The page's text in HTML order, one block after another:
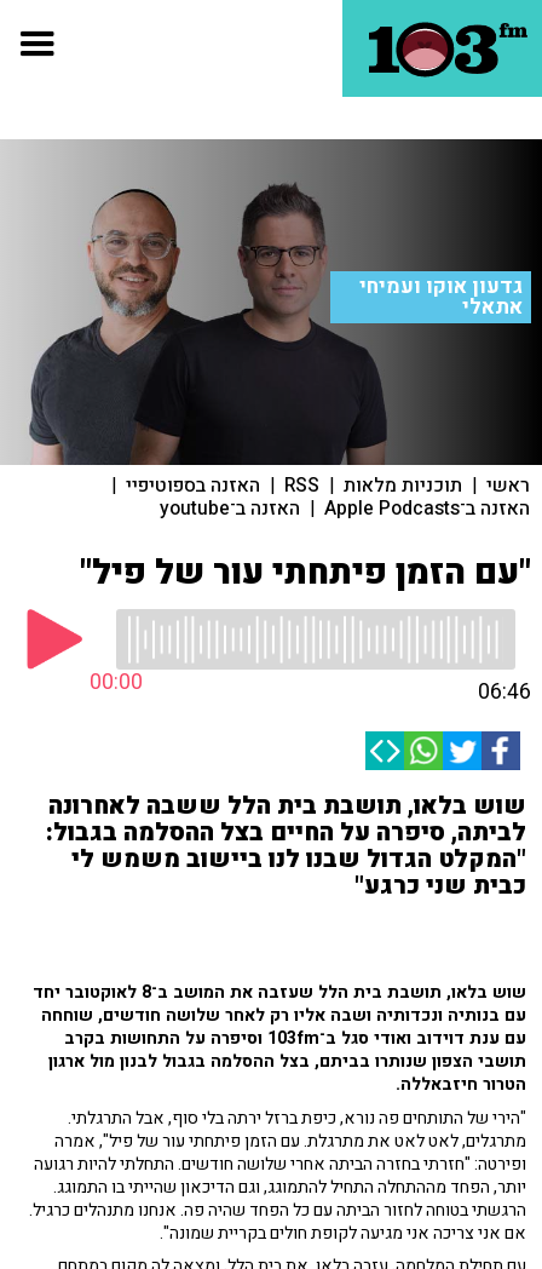
גדעון אוקו ועמיחי
אתאלי
ראשי | תוכניות מלאות |
RSS
| האזנה בספוטיפיי |
האזנה ב־Apple Podcasts | האזנה ב־youtube
"עם הזמן פיתחתי עור של פיל"
00:00 06:46
שוש בלאו, תושבת בית הלל ששבה לאחרונה
לביתה, סיפרה על החיים בצל ההסלמה בגבול:
"המקלט הגדול שבנו לנו ביישוב משמש לי
כבית שני כרגע"
שוש בלאו, תושבת בית הלל שעזבה את המושב ב־8 לאוקטובר יחד
עם בנותיה ונכדותיה ושבה אליו רק לאחר שלושה חודשים, שוחחה
עם ענת דוידוב ואודי סגל ב־103fm וסיפרה על התחושות בקרב
תושבי הצפון שנותרו בביתם, בצל ההסלמה בגבול לבנון מול ארגון
הטרור חיזבאללה.
"הירי של התותחים פה נורא, כיפת ברזל ירתה בלי סוף, אבל התרגלתי.
מתרגלים, לאט לאט את מתרגלת. עם הזמן פיתחתי עור של פיל", אמרה
ופירטה: "חזרתי בחזרה הביתה אחרי שלושה חודשים. התחלתי להיות רגועה
יותר, הפחד מההתחלה התחיל להתמוגג, וגם הדיכאון שהייתי בו התמוגג.
הרגשתי בטוחה לחזור הביתה עם כל הפחד שהיה פה. אנחנו מתנהלים כרגיל.
אם אני צריכה אני מגיעה לקופת חולים בקריית שמונה".